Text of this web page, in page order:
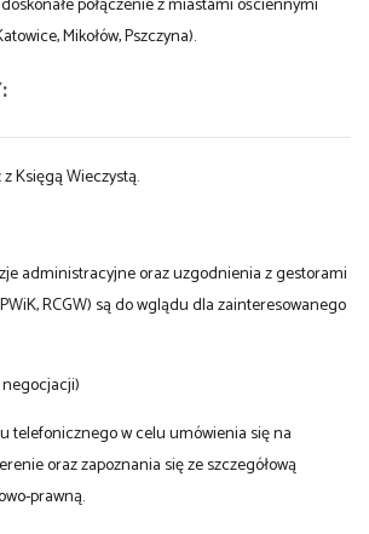
Mikołów, Pszczyna).
z Księgą Wieczystą.
administracyjne oraz uzgodnienia z gestorami
RCGW) są do wglądu dla zainteresowanego
telefonicznego w celu umówienia się na
oraz zapoznania się ze szczegółową
prawną.